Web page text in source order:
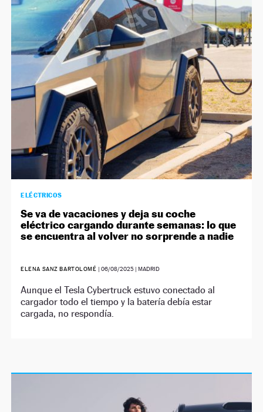
ELÉCTRICOS
Se va de vacaciones y deja su coche
eléctrico cargando durante semanas: lo que
se encuentra al volver no sorprende a nadie
ELENA SANZ BARTOLOMÉ | 06/08/2025| MADRID
Aunque el Tesla Cybertruck estuvo conectado al
cargador todo el tiempo y la batería debía estar
cargada, no respondía.